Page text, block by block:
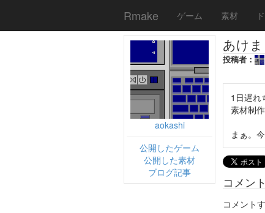
Rmake ゲーム 素材
aokashi
公開したゲーム
公開した素材
ブログ記事
あけ
投稿者：
1日遅れ
素材制
まぁ。
コメン
コメント